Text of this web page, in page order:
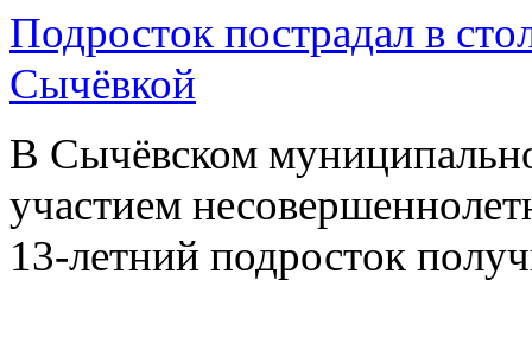
Подросток пострадал в
Сычёвкой
В Сычёвском
участием
13-летний подросток